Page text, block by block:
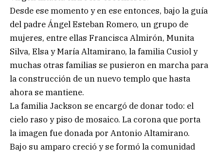
Desde ese momento y en ese entonces, bajo la guía
del padre Ángel Esteban Romero, un grupo de
mujeres, entre ellas Francisca Almirón, Munita
Silva, Elsa y María Altamirano, la familia Cusiol y
muchas otras familias se pusieron en marcha para
la construcción de un nuevo templo que hasta
ahora se mantiene.
La familia Jackson se encargó de donar todo: el
cielo raso y piso de mosaico. La corona que porta
la imagen fue donada por Antonio Altamirano.
Bajo su amparo creció y se formó la comunidad